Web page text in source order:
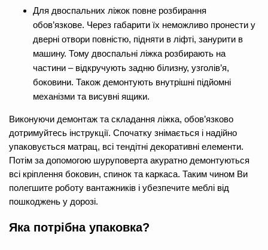
Для двоспальних ліжок повне розбирання
обов’язкове. Через габарити їх неможливо пронести у
дверні отвори повністю, підняти в ліфті, занурити в
машину. Тому двоспальні ліжка розбирають на
частини – відкручують задню білизну, узголів’я,
боковини. Також демонтують внутрішні підйомні
механізми та висувні ящики.
Виконуючи демонтаж та складання ліжка, обов’язково
дотримуйтесь інструкції. Спочатку знімається і надійно
упаковується матрац, всі тендітні декоративні елементи.
Потім за допомогою шуруповерта акуратно демонтуються
всі кріплення боковин, спинок та каркаса. Таким чином Ви
полегшите роботу вантажників і убезпечите меблі від
пошкоджень у дорозі.
Яка потрібна упаковка?